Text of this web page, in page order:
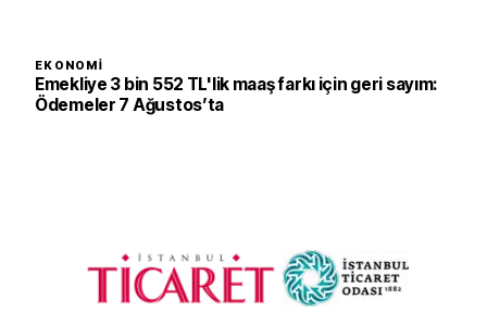
EKONOMI
Emekliye 3 bin 552 TL'lik maaş farkı için geri sayım:
Ödemeler 7 Ağustos’ta